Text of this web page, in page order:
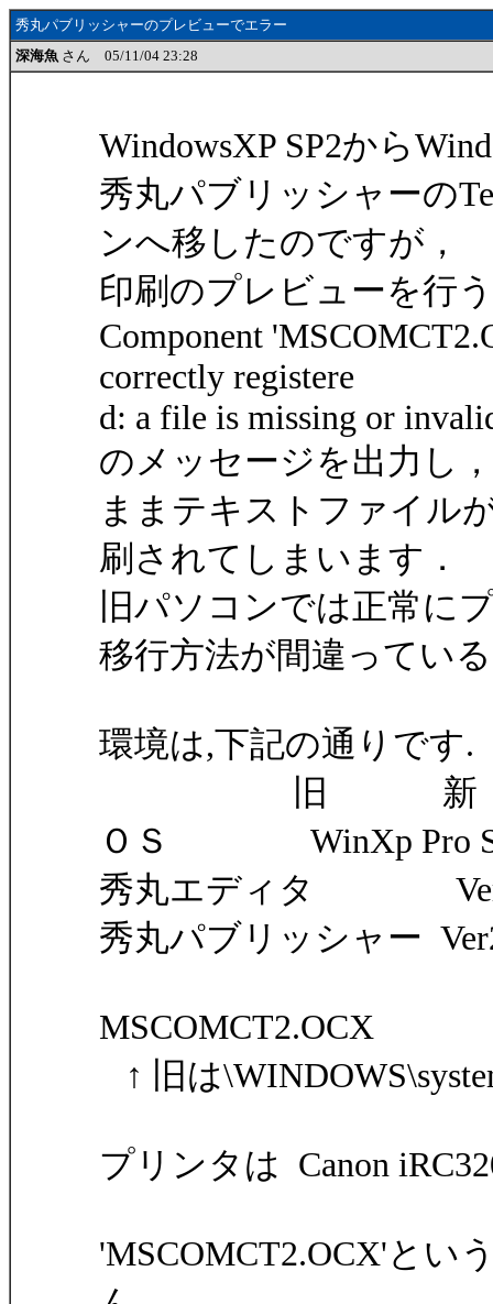
秀丸パブリッシャーのプレビューでエラー
深海魚 さん 05/11/04 23:28
WindowsXP SP2から
秀丸パブリッシャーの
ンへ移したのですが，
印刷のプレビューを行
Component
correctly registere
d: a file is missing or
のメッセージを出力し
ままテキストファイル
刷されてしまいます．
旧パソコンでは正常に
移行方法が間違ってい
環境は,下記の通りです.
旧 新
ＯＳ WinXp Pro
秀丸エディタ
秀丸パブリッシャー
↑ 旧は
プリンタは Canon
'MSCOMCT2.OCX'とい